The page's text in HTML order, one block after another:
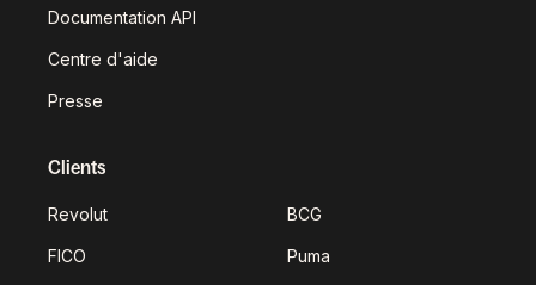
Documentation API
Centre d'aide
Presse
Clients
Revolut BCG
FICO Puma